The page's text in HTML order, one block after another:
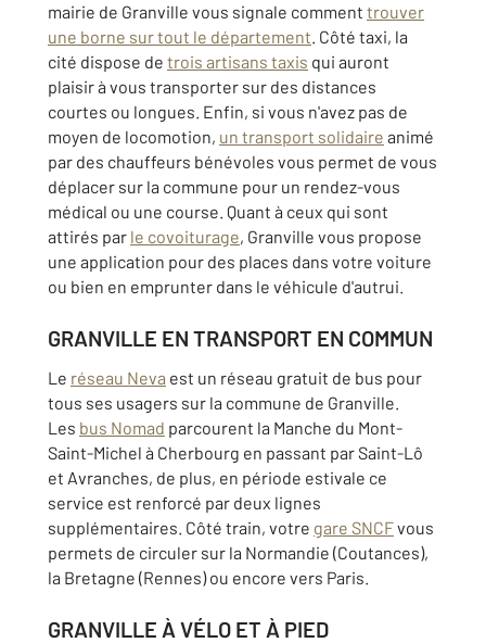
mairie de Granville vous signale comment trouver
une borne sur tout le département. Côté taxi, la
cité dispose de trois artisans taxis qui auront
plaisir à vous transporter sur des distances
courtes ou longues. Enfin, si vous n'avez pas de
moyen de locomotion, un transport solidaire animé
par des chauffeurs bénévoles vous permet de vous
déplacer sur la commune pour un rendez-vous
médical ou une course. Quant à ceux qui sont
attirés par le covoiturage, Granville vous propose
une application pour des places dans votre voiture
ou bien en emprunter dans le véhicule d'autrui.
GRANVILLE EN TRANSPORT EN COMMUN
Le réseau Neva est un réseau gratuit de bus pour
tous ses usagers sur la commune de Granville.
Les bus Nomad parcourent la Manche du Mont-
Saint-Michel à Cherbourg en passant par Saint-Lô
et Avranches, de plus, en période estivale ce
service est renforcé par deux lignes
supplémentaires. Côté train, votre gare SNCFvous
permets de circuler sur la Normandie (Coutances),
la Bretagne (Rennes) ou encore vers Paris.
GRANVILLE À VÉLO ET À PIED